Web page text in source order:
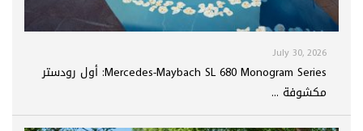
July 30, 2026
Mercedes-Maybach SL 680 Monogram Series: أول رودستر
مكشوفة ...